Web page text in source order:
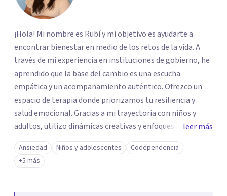
¡Hola! Mi nombre es Rubí y mi objetivo es ayudarte a
encontrar bienestar en medio de los retos de la vida. A
través de mi experiencia en instituciones de gobierno, he
aprendido que la base del cambio es una escucha
empática y un acompañamiento auténtico. ​Ofrezco un
espacio de terapia donde priorizamos tu resiliencia y
salud emocional. Gracias a mi trayectoria con niños y
adultos, utilizo dinámicas creativas y enfoques adaptados
a tus necesidades específicas. Estoy aquí para escucharte
y brindarte las herramientas necesarias para fortalecer
tu paz mental.
leer más
Ansiedad Niños y adolescentes
Codependencia
+5 más